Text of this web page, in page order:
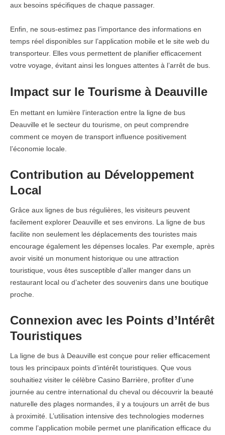
aux besoins spécifiques de chaque passager.
Enfin, ne sous-estimez pas l’importance des informations en
temps réel disponibles sur l’application mobile et le site web du
transporteur. Elles vous permettent de planifier efficacement
votre voyage, évitant ainsi les longues attentes à l’arrêt de bus.
Impact sur le Tourisme à Deauville
En mettant en lumière l’interaction entre la ligne de bus
Deauville et le secteur du tourisme, on peut comprendre
comment ce moyen de transport influence positivement
l’économie locale.
Contribution au Développement
Local
Grâce aux lignes de bus régulières, les visiteurs peuvent
facilement explorer Deauville et ses environs. La ligne de bus
facilite non seulement les déplacements des touristes mais
encourage également les dépenses locales. Par exemple, après
avoir visité un monument historique ou une attraction
touristique, vous êtes susceptible d’aller manger dans un
restaurant local ou d’acheter des souvenirs dans une boutique
proche.
Connexion avec les Points d’Intérêt
Touristiques
La ligne de bus à Deauville est conçue pour relier efficacement
tous les principaux points d’intérêt touristiques. Que vous
souhaitiez visiter le célèbre Casino Barrière, profiter d’une
journée au centre international du cheval ou découvrir la beauté
naturelle des plages normandes, il y a toujours un arrêt de bus
à proximité. L’utilisation intensive des technologies modernes
comme l’application mobile permet une planification efficace du